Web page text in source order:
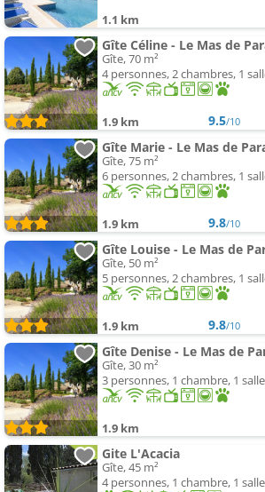
1.1 km
Gîte Céline - Le Mas de
Gîte, 70 m²
4 personnes, 2 chambres, 1
1.9 km 9.5/10
Gîte Marie - Le Mas de
Gîte, 75 m²
6 personnes, 2 chambres, 1
1.9 km 9.8/10
Gîte Louise - Le Mas de
Gîte, 50 m²
5 personnes, 2 chambres, 1
1.9 km 9.8/10
Gîte Denise - Le Mas de
Gîte, 30 m²
3 personnes, 1 chambre, 1
1.9 km
Gite L'Acacia
Gîte, 45 m²
4 personnes, 1 chambre, 1